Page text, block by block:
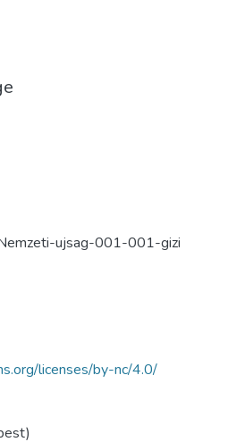
ujsag-001-001-gizi
licenses/by-nc/4.0/